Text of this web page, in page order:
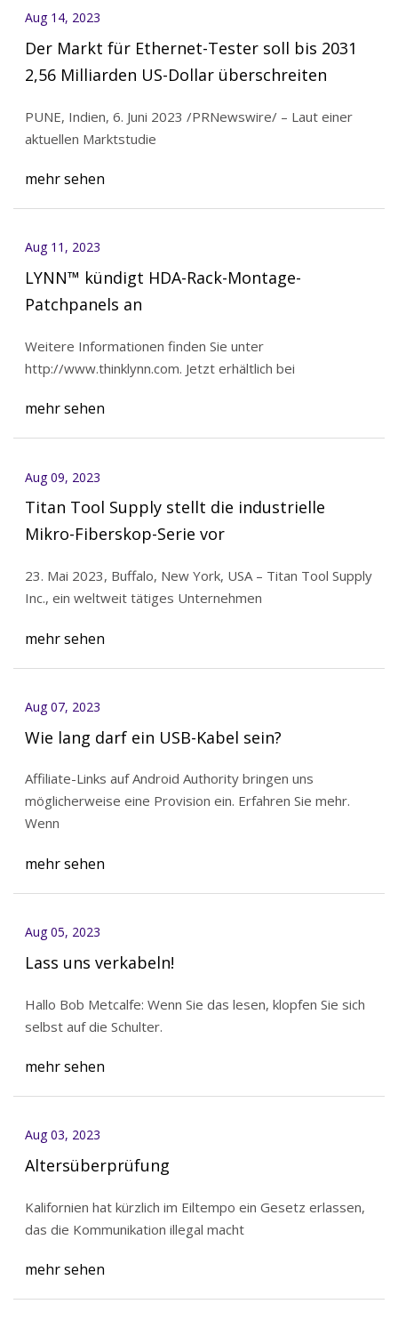
Aug 14, 2023
Der Markt für Ethernet-Tester soll bis 2031
2,56 Milliarden US-Dollar überschreiten
PUNE, Indien, 6. Juni 2023 /PRNewswire/ – Laut einer
aktuellen Marktstudie
mehr sehen
Aug 11, 2023
LYNN™ kündigt HDA-Rack-Montage-
Patchpanels an
Weitere Informationen finden Sie unter
http://www.thinklynn.com. Jetzt erhältlich bei
mehr sehen
Aug 09, 2023
Titan Tool Supply stellt die industrielle
Mikro-Fiberskop-Serie vor
23. Mai 2023, Buffalo, New York, USA – Titan Tool Supply
Inc., ein weltweit tätiges Unternehmen
mehr sehen
Aug 07, 2023
Wie lang darf ein USB-Kabel sein?
Affiliate-Links auf Android Authority bringen uns
möglicherweise eine Provision ein. Erfahren Sie mehr.
Wenn
mehr sehen
Aug 05, 2023
Lass uns verkabeln!
Hallo Bob Metcalfe: Wenn Sie das lesen, klopfen Sie sich
selbst auf die Schulter.
mehr sehen
Aug 03, 2023
Altersüberprüfung
Kalifornien hat kürzlich im Eiltempo ein Gesetz erlassen,
das die Kommunikation illegal macht
mehr sehen